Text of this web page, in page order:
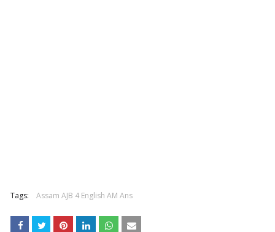
Tags: Assam AJB 4 English AM Ans